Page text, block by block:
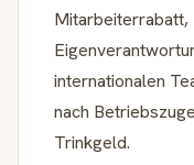
Mitarbeiterrabatt,
internationalen
nach
Trinkgeld.